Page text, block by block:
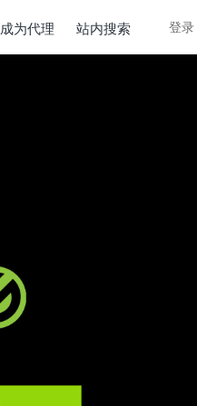
登录
成为代理 站内搜索